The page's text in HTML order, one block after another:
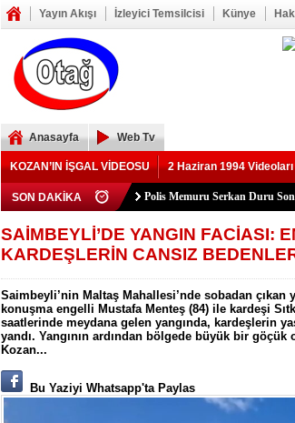
Yayın Akışı İzleyici Temsilcisi Künye
Anasayfa Web Tv
KOZAN’IN İŞGAL VİDEOSU 2 Haziran 1994 Videoları
SON DAKİKA
YIKILAN İMAM HATİP
73 yaşındaki Yusuf Seğmen,
Şerif Köşeli, MHP Kozan İlçe
ZAFER YEĞENOĞLU,
YASSIÇALI-KAYHAN
Polis Memuru Serkan Duru
Kozan Gedikli Köyü’nde
Eskimantaş Köyü Muhtarı
FEKE’DE ELEKTRİK
ELEKTRİK YOK
KOZAN’DA TRAFİK
BÖBREKLERİ İKİ HASTAYA
DAMDAN DÜŞEN
Feke’de Yeni Parti İlçe
Kozan’daki Orman Yangını
Mansurlu Yol Kavşağı’nda İki
SAİMBEYLİ’DE YANGIN FACİASI:
KARDEŞLERİN CANSIZ
Saimbeyli’nin Maltaş Mahallesi’nde sobadan çıkan
konuşma engelli Mustafa Menteş (84) ile kardeşi
saatlerinde meydana gelen yangında, kardeşlerin
yandı. Yangının ardından bölgede büyük bir
Kozan...
Bu Yaziyi Whatsapp'ta Paylas